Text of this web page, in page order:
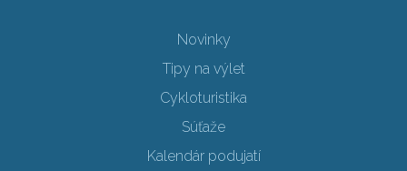
Novinky
Tipy na výlet
Cykloturistika
Súťaže
Kalendár podujatí